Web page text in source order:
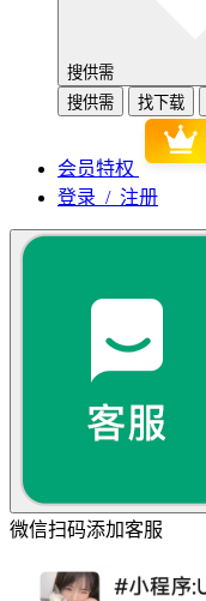
搜供需
搜供需
找下载
会员特权
登录 / 注册
微信扫码添加客服